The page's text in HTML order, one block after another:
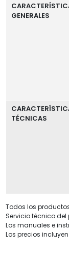
GENERALES
TÉCNICAS
Todos los
Servicio técnico del
Los manuales e
Los precios incluyen